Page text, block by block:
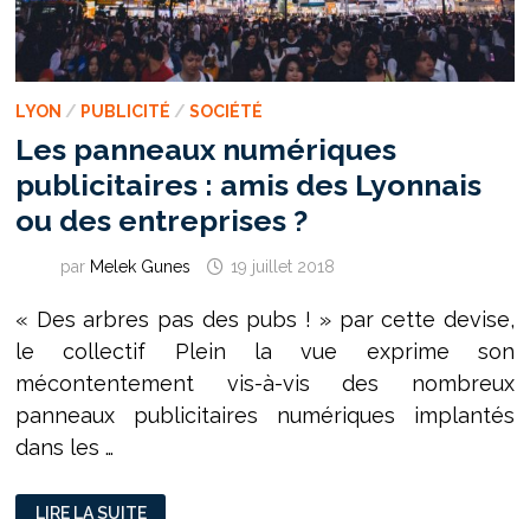
LYON / PUBLICITÉ / SOCIÉTÉ
Les panneaux numériques
publicitaires : amis des Lyonnais
ou des entreprises ?
par Melek Gunes 19 juillet 2018
« Des arbres pas des pubs ! » par cette devise,
le collectif Plein la vue exprime son
mécontentement vis-à-vis des nombreux
panneaux publicitaires numériques implantés
dans les …
LES
LIRE LA SUITE